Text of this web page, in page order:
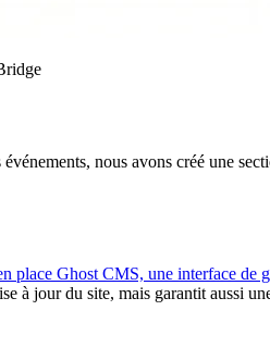
nous avons créé une
place Ghost CMS, une interface de
à jour du site, mais garantit aussi